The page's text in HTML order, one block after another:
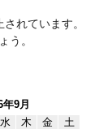
れています。
う。
年9月
水 木 金
土